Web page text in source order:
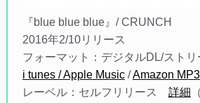
『blue blue blue』/ CRUNCH
2016年2/10リリース
フォーマット：デジタルDL/スト
i tunes / Apple Music/Amazon MP3
レーベル：セルフリリース 詳細